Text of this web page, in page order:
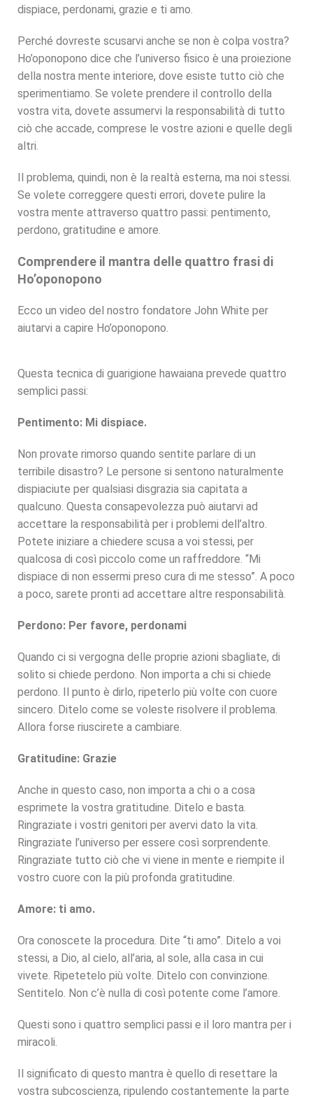
dispiace, perdonami, grazie e ti amo.
Perché dovreste scusarvi anche se non è colpa vostra?
Ho’oponopono dice che l’universo fisico è una proiezione
della nostra mente interiore, dove esiste tutto ciò che
sperimentiamo. Se volete prendere il controllo della
vostra vita, dovete assumervi la responsabilità di tutto
ciò che accade, comprese le vostre azioni e quelle degli
altri.
Il problema, quindi, non è la realtà esterna, ma noi stessi.
Se volete correggere questi errori, dovete pulire la
vostra mente attraverso quattro passi: pentimento,
perdono, gratitudine e amore.
Comprendere il mantra delle quattro frasi di
Ho’oponopono
Ecco un video del nostro fondatore John White per
aiutarvi a capire Ho’oponopono.
Questa tecnica di guarigione hawaiana prevede quattro
semplici passi:
Pentimento: Mi dispiace.
Non provate rimorso quando sentite parlare di un
terribile disastro? Le persone si sentono naturalmente
dispiaciute per qualsiasi disgrazia sia capitata a
qualcuno. Questa consapevolezza può aiutarvi ad
accettare la responsabilità per i problemi dell’altro.
Potete iniziare a chiedere scusa a voi stessi, per
qualcosa di così piccolo come un raffreddore. “Mi
dispiace di non essermi preso cura di me stesso”. A poco
a poco, sarete pronti ad accettare altre responsabilità.
Perdono: Per favore, perdonami
Quando ci si vergogna delle proprie azioni sbagliate, di
solito si chiede perdono. Non importa a chi si chiede
perdono. Il punto è dirlo, ripeterlo più volte con cuore
sincero. Ditelo come se voleste risolvere il problema.
Allora forse riuscirete a cambiare.
Gratitudine: Grazie
Anche in questo caso, non importa a chi o a cosa
esprimete la vostra gratitudine. Ditelo e basta.
Ringraziate i vostri genitori per avervi dato la vita.
Ringraziate l’universo per essere così sorprendente.
Ringraziate tutto ciò che vi viene in mente e riempite il
vostro cuore con la più profonda gratitudine.
Amore: ti amo.
Ora conoscete la procedura. Dite “ti amo”. Ditelo a voi
stessi, a Dio, al cielo, all’aria, al sole, alla casa in cui
vivete. Ripetetelo più volte. Ditelo con convinzione.
Sentitelo. Non c’è nulla di così potente come l’amore.
Questi sono i quattro semplici passi e il loro mantra per i
miracoli.
Il significato di questo mantra è quello di resettare la
vostra subcoscienza, ripulendo costantemente la parte